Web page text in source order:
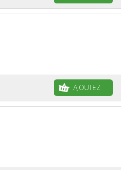
AJOUTEZ